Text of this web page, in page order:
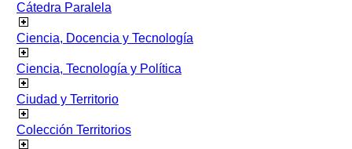
Cátedra Paralela
Ciencia, Docencia y Tecnología
Ciencia, Tecnología y Política
Ciudad y Territorio
Colección Territorios